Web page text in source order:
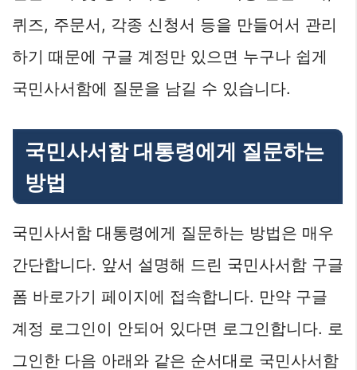
퀴즈, 주문서, 각종 신청서 등을 만들어서 관리
하기 때문에 구글 계정만 있으면 누구나 쉽게
국민사서함에 질문을 남길 수 있습니다.
국민사서함 대통령에게 질문하는
방법
국민사서함 대통령에게 질문하는 방법은 매우
간단합니다. 앞서 설명해 드린 국민사서함 구글
폼 바로가기 페이지에 접속합니다. 만약 구글
계정 로그인이 안되어 있다면 로그인합니다. 로
그인한 다음 아래와 같은 순서대로 국민사서함